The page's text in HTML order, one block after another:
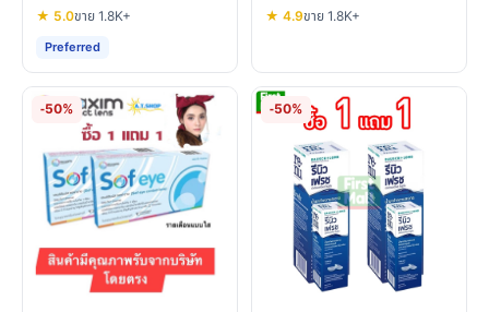
★ 5.0ขาย 1.8K+
Preferred
★ 4.9ขาย 1.8K+
-50% -50%